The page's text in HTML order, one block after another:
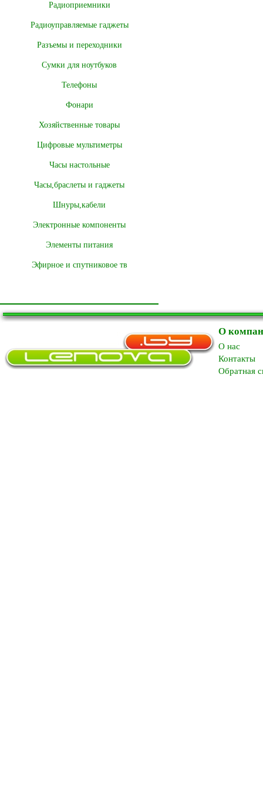
Радиоприемники
Радиоуправляемые гаджеты
Разъемы и переходники
Сумки для ноутбуков
Телефоны
Фонари
Хозяйственные товары
Цифровые мультиметры
Часы настольные
Часы,браслеты и гаджеты
Шнуры,кабели
Электронные компоненты
Элементы питания
Эфирное и спутниковое тв
О
O нас
Контакты
Обратная